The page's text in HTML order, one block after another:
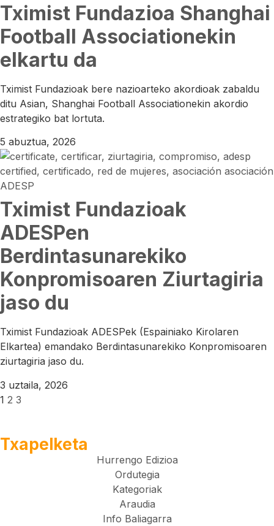
Tximist Fundazioa Shanghai
Football Associationekin
elkartu da
Tximist Fundazioak bere nazioarteko akordioak zabaldu
ditu Asian, Shanghai Football Associationekin akordio
estrategiko bat lortuta.
5 abuztua, 2026
Tximist Fundazioak
ADESPen
Berdintasunarekiko
Konpromisoaren Ziurtagiria
jaso du
Tximist Fundazioak ADESPek (Espainiako Kirolaren
Elkartea) emandako Berdintasunarekiko Konpromisoaren
ziurtagiria jaso du.
3 uztaila, 2026
1 2 3
Txapelketa
Hurrengo Edizioa
Ordutegia
Kategoriak
Araudia
Info Baliagarra